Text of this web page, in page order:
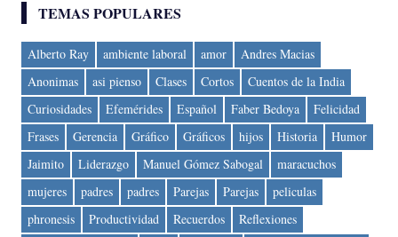
TEMAS POPULARES
Alberto Ray ambiente laboral amor
Andres Macias
Anonimas
asi pienso Clases Cortos
Cuentos de la India
Curiosidades
Efemérides Español Faber Bedoya
Felicidad
Frases
Gerencia Gráfico Gráficos hijos Historia
Humor
Jaimito
Liderazgo Manuel Gómez Sabogal
maracuchos
mujeres
padres padres Parejas Parejas
peliculas
phronesis
Productividad Recuerdos
Reflexiones